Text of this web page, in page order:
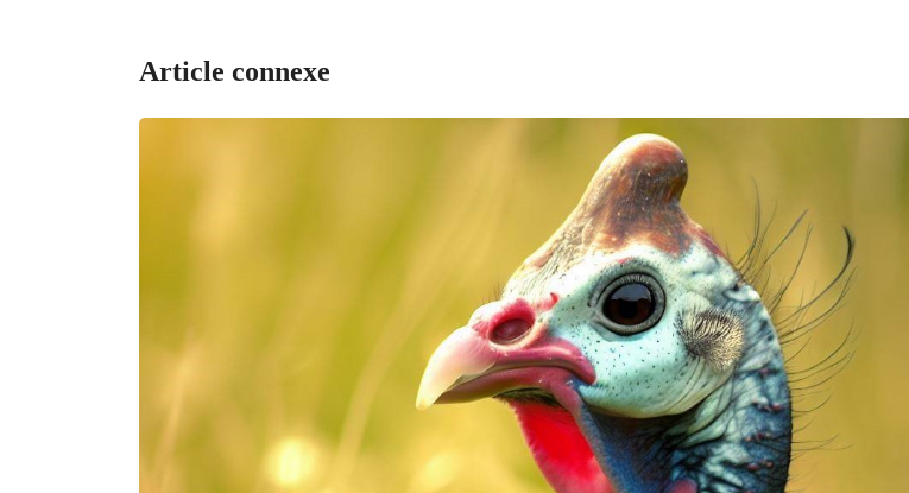
Article connexe